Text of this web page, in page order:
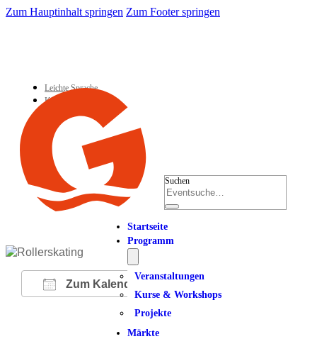
Zum Hauptinhalt springen Zum Footer springen
Leichte Sprache
Kontakt
Suchen
Startseite
Programm
Veranstaltungen
Kurse & Workshops
Projekte
Märkte
Zum Kalender hinzufügen
ICS herunterladen
Google Kalender
iCalendarOffice 365